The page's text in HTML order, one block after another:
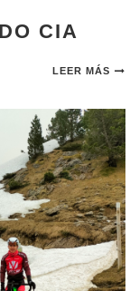
CIA
LEER MÁS